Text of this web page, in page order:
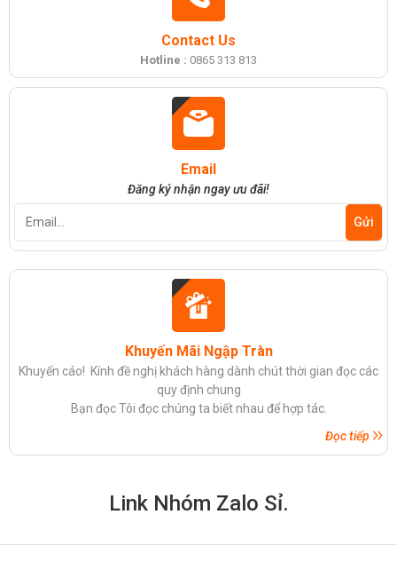
Contact Us
Hotline : 0865 313 813
Email
Đăng ký nhận ngay ưu đãi!
Khuyến Mãi Ngập Tràn
Khuyến cáo! Kính đề nghị khách hàng dành chút thời gian đọc các
quy định chung
Bạn đọc Tôi đọc chúng ta biết nhau để hợp tác.
Đọc tiếp
Link Nhóm Zalo Sỉ.